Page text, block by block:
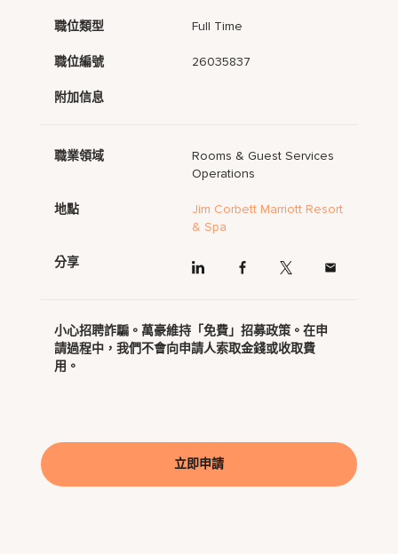
職位類型 Full Time
職位編號 26035837
附加信息
職業領域
Rooms & Guest Services
Operations
地點
Jim Corbett Marriott Resort
& Spa
分享
小心招聘詐騙。萬豪維持「免費」招募政策。在申
請過程中，我們不會向申請人索取金錢或收取費
用。
立即申請